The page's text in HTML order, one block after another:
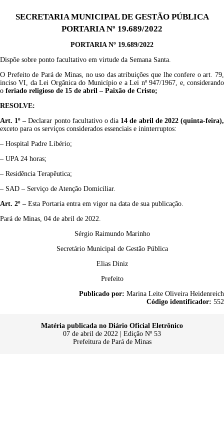
SECRETARIA MUNICIPAL DE GESTÃO PÚBLICA
PORTARIA Nº 19.689/2022
PORTARIA Nº 19.689/2022
Dispõe sobre ponto facultativo em virtude da Semana Santa.
O Prefeito de Pará de Minas, no uso das atribuições que lhe confere o art. 79,
inciso VI, da Lei Orgânica do Município e a Lei nº 947/1967, e, considerando
o feriado religioso de 15 de abril – Paixão de Cristo;
RESOLVE:
Art. 1º –Declarar ponto facultativo o dia 14 de abril de 2022 (quinta-feira),
exceto para os serviços considerados essenciais e ininterruptos:
– Hospital Padre Libério;
– UPA 24 horas;
– Residência Terapêutica;
– SAD – Serviço de Atenção Domiciliar.
Art. 2º – Esta Portaria entra em vigor na data de sua publicação.
Pará de Minas, 04 de abril de 2022.
Sérgio Raimundo Marinho
Secretário Municipal de Gestão Pública
Elias Diniz
Prefeito
Publicado por: Marina Leite Oliveira Heidenreich
Código identificador: 552
Matéria publicada no Diário Oficial Eletrônico
07 de abril de 2022 | Edição Nº 53
Prefeitura de Pará de Minas